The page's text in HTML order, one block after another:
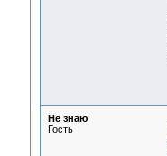
Не знаю
Гость